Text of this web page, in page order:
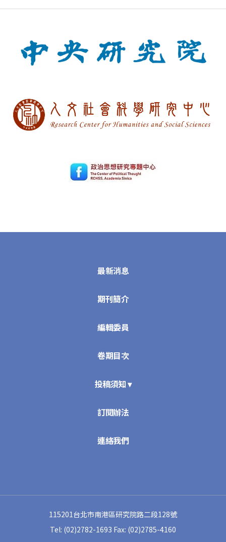
最新消息
期刊簡介
編輯委員
卷期目次
投稿須知 ▾
訂閱辦法
連絡我們
115201台北市南港區研究院路二段128號
Tel: (02)2782-1693 Fax: (02)2785-4160